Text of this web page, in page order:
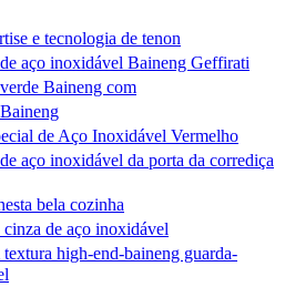
e tecnologia de tenon
aço inoxidável Baineng Geffirati
Baineng com
de Aço Inoxidável Vermelho
aço inoxidável da porta da corrediça
bela cozinha
de aço inoxidável
high-end-baineng guarda-